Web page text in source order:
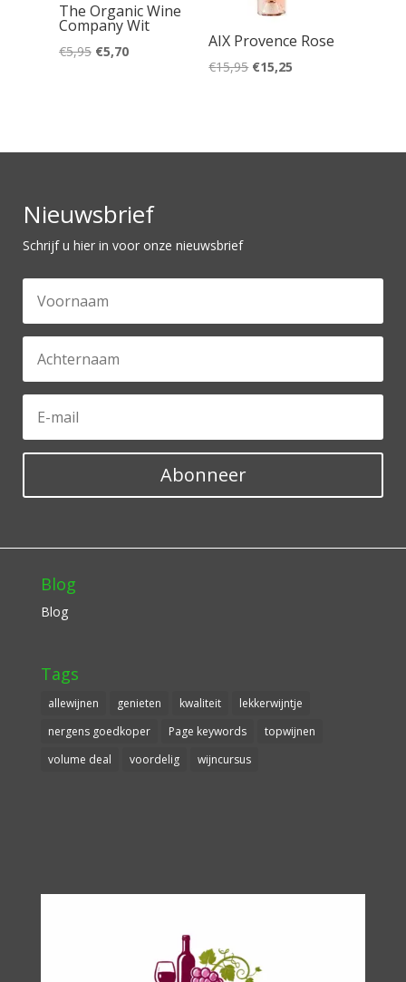
The Organic Wine
Company Wit
€5,95 Oorspronkelijke
€5,70Huidige
AIX Provence Rose
€15,95 Oorspronkelijke
€15,25
Nieuwsbrief
Schrijf u hier in voor onze nieuwsbrief
Abonneer
Blog
Blog
Tags
allewijnen genieten kwaliteit
lekkerwijntje
nergens goedkoper
Page keywords
topwijnen
volume deal
voordelig wijncursus